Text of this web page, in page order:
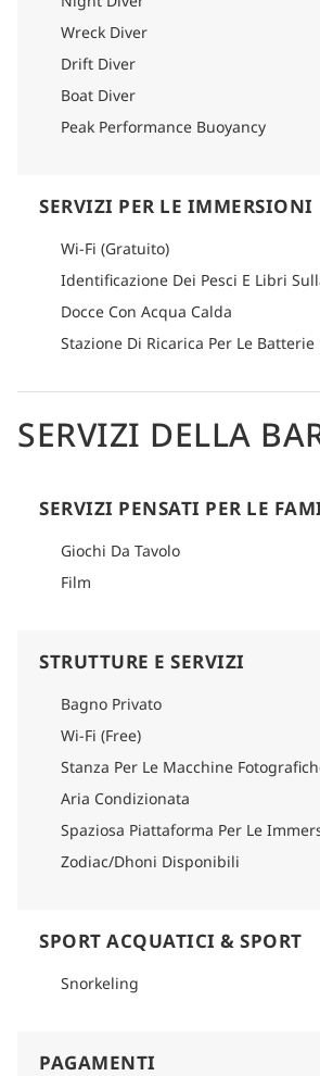
Wreck Diver
Drift Diver
Boat Diver
Peak Performance Buoyancy
SERVIZI PER LE IMMERSIONI
Wi-Fi (Gratuito)
Identificazione Dei Pesci E Libri
Docce Con Acqua Calda
Stazione Di Ricarica Per Le Batterie
SERVIZI DELLA
SERVIZI PENSATI PER LE
Giochi Da Tavolo
Film
STRUTTURE E SERVIZI
Bagno Privato
Wi-Fi (Free)
Stanza Per Le Macchine
Aria Condizionata
Spaziosa Piattaforma Per Le
Zodiac/Dhoni Disponibili
SPORT ACQUATICI & SPORT
Snorkeling
PAGAMENTI